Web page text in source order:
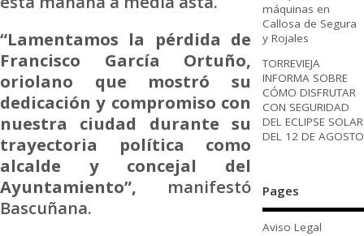
“Lamentamos la pérdida de
Francisco García Ortuño,
oriolano que mostró su
dedicación y compromiso con
nuestra ciudad durante su
trayectoria política como
alcalde y concejal del
Ayuntamiento”, manifestó
Bascuñana.
máquinas en
Callosa de Segura
y Rojales
TORREVIEJA
INFORMA SOBRE
CÓMO DISFRUTAR
CON SEGURIDAD
DEL ECLIPSE SOLAR
DEL 12 DE AGOSTO
Pages
Aviso Legal